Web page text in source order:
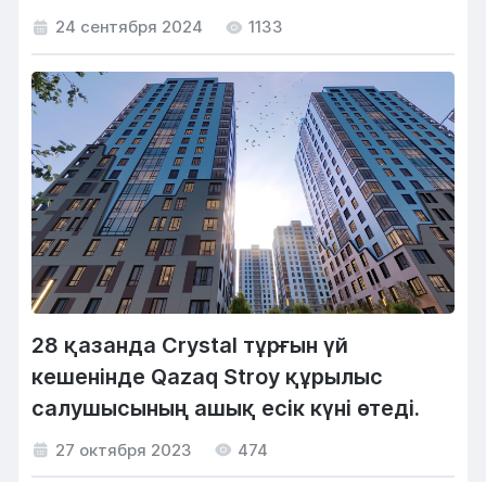
24 сентября 2024 1133
28 қазанда Crystal тұрғын үй
кешенінде Qazaq Stroy құрылыс
салушысының ашық есік күні өтеді.
27 октября 2023 474